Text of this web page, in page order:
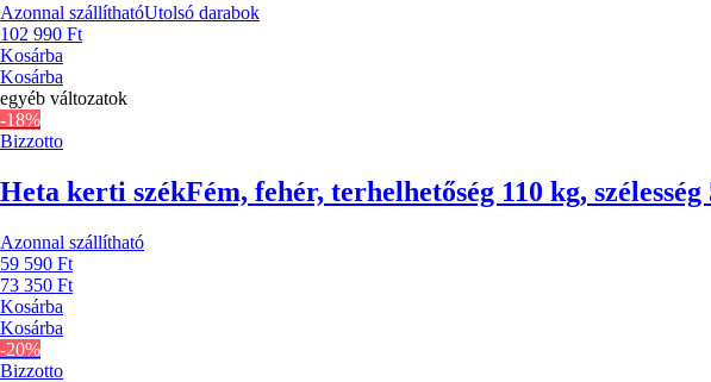
Azonnal szállíthatóUtolsó darabok
102 990 Ft
Kosárba
Kosárba
egyéb változatok
-18%
Bizzotto
Heta kerti székFém, fehér, terhelhetőség 110 kg,
Azonnal szállítható
59 590 Ft
73 350 Ft
Kosárba
Kosárba
-20%
Bizzotto